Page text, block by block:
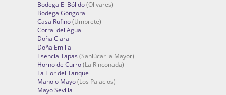
Asador Azafrán
Barrabar´s
Becerrita
Bodega El Bólido
Bodega Góngora
Casa Rufino
Corral del Agua
Doña Clara
Doña Emilia
Esencia Tapas(Sanlúcar la Mayor)
Horno de Curro